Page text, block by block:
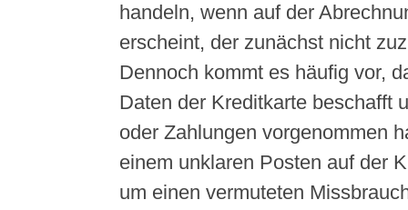
handeln, wenn auf der
erscheint, der zunächst nicht
Dennoch kommt es häufig vor,
Daten der Kreditkarte beschafft
oder Zahlungen vorgenommen
einem unklaren Posten auf der
um einen vermuteten